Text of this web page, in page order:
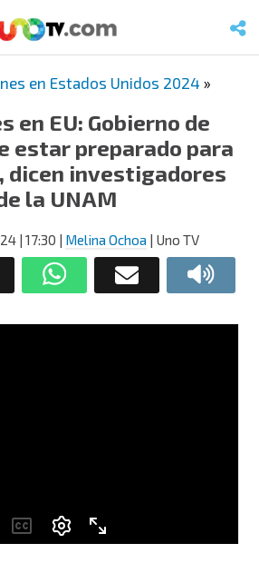
en Estados Unidos 2024 »
en EU: Gobierno de
estar preparado para
dicen investigadores
la UNAM
| 17:30 | Melina Ochoa | Uno TV